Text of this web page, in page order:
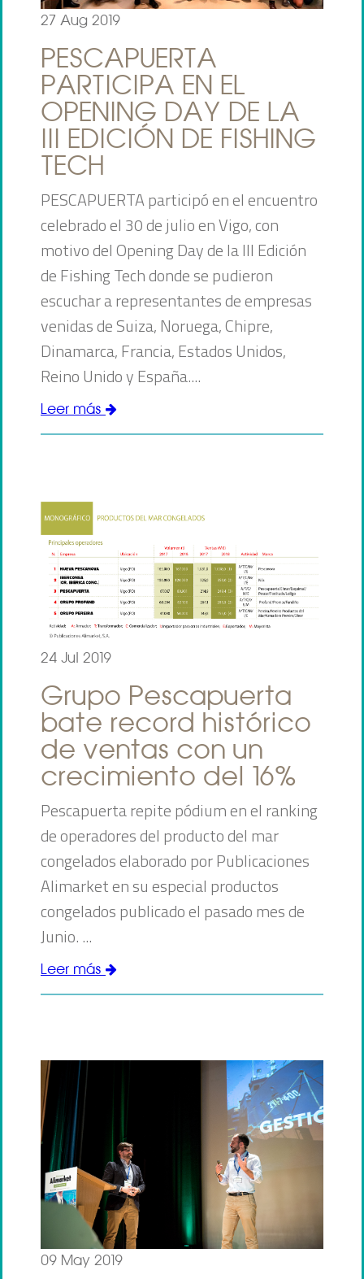
27 Aug 2019
PESCAPUERTA
PARTICIPA EN EL
OPENING DAY DE LA
III EDICIÓN DE FISHING
TECH
PESCAPUERTA participó en el encuentro
celebrado el 30 de julio en Vigo, con
motivo del Opening Day de la III Edición
de Fishing Tech donde se pudieron
escuchar a representantes de empresas
venidas de Suiza, Noruega, Chipre,
Dinamarca, Francia, Estados Unidos,
Reino Unido y España....
Leer más
24 Jul 2019
Grupo Pescapuerta
bate record histórico
de ventas con un
crecimiento del 16%
Pescapuerta repite pódium en el ranking
deoperadores del producto del mar
congeladoselaborado por Publicaciones
Alimarket en su especial productos
congelados publicado el pasado mes de
Junio. ...
Leer más
09 May 2019